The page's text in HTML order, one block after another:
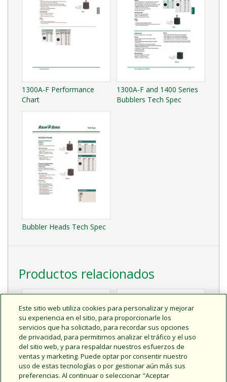
1300A-F Performance
Chart
1300A-F and 1400 Series
Bubblers Tech Spec
Bubbler Heads Tech Spec
Productos relacionados
Este sitio web utiliza cookies para personalizar y mejorar
su experiencia en el sitio, para proporcionarle los
servicios que ha solicitado, para recordar sus opciones
de privacidad, para permitirnos analizar el tráfico y el uso
del sitio web, y para respaldar nuestros esfuerzos de
ventas y marketing. Puede optar por consentir nuestro
uso de estas tecnologías o por gestionar aún más sus
preferencias. Al continuar o seleccionar "Aceptar